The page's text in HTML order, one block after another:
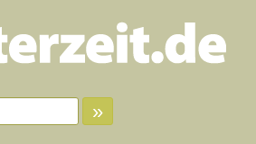
»